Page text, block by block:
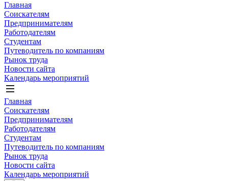
Главная
Соискателям
Предпринимателям
Работодателям
Студентам
Путеводитель по компаниям
Рынок труда
Новости сайта
Календарь мероприятий
Главная
Соискателям
Предпринимателям
Работодателям
Студентам
Путеводитель по компаниям
Рынок труда
Новости сайта
Календарь мероприятий